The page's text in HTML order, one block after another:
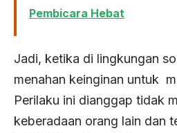
Pembicara Hebat
Jadi, ketika di lingkungan
menahan keinginan untuk
Perilaku ini dianggap tidak
keberadaan orang lain dan